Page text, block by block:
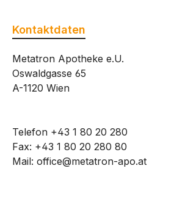
Kontaktdaten
Metatron Apotheke e.U.
Oswaldgasse 65
A-1120 Wien
Telefon +43 1 80 20 280
Fax: +43 1 80 20 280 80
Mail: office@metatron-apo.at